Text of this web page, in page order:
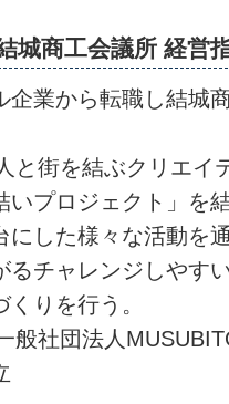
城商工会議所 経営指
企業から転職し結城
と街を結ぶクリエイ
いプロジェクト」を
にした様々な活動を
るチャレンジしやす
くりを行う。
般社団法人